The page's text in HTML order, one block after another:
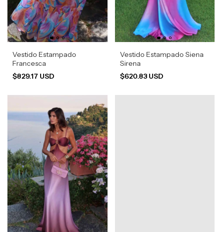
Vestido Estampado
Francesca
$829.17 USD
Vestido Estampado Siena
Sirena
$620.83 USD